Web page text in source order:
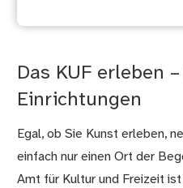
Das KUF erleben
Einrichtungen
Egal, ob Sie Kunst erleben,
einfach nur einen Ort der
Amt für Kultur und Freizeit